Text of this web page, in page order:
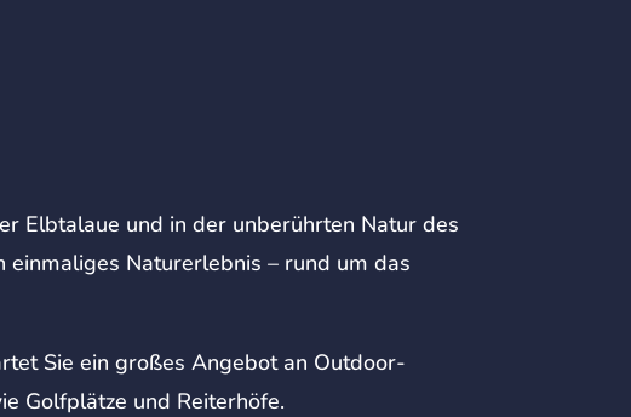
Elbtalaue und in der unberührten Natur des
einmaliges Naturerlebnis – rund um das
Sie ein großes Angebot an Outdoor-
Golfplätze und Reiterhöfe.